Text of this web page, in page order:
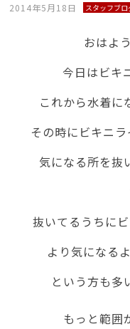
2014年5月18日 スタッフブロ
おはよ
今日はビキ
これから水着に
その時にビキニ
気になる所を抜
抜いてるうちに
より気になる
という方も多
もっと範囲